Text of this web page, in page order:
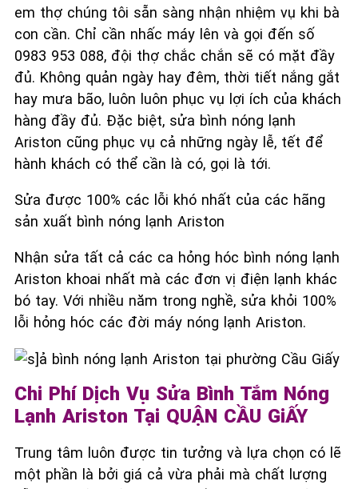
em thợ chúng tôi sẵn sàng nhận nhiệm vụ khi bà
con cần. Chỉ cần nhấc máy lên và gọi đến số
0983 953 088, đội thợ chắc chắn sẽ có mặt đầy
đủ. Không quản ngày hay đêm, thời tiết nắng gắt
hay mưa bão, luôn luôn phục vụ lợi ích của khách
hàng đầy đủ. Đặc biệt, sửa bình nóng lạnh
Ariston cũng phục vụ cả những ngày lễ, tết để
hành khách có thể cần là có, gọi là tới.
Sửa được 100% các lỗi khó nhất của các hãng
sản xuất bình nóng lạnh Ariston
Nhận sửa tất cả các ca hỏng hóc bình nóng lạnh
Ariston khoai nhất mà các đơn vị điện lạnh khác
bó tay. Với nhiều năm trong nghề, sửa khỏi 100%
lỗi hỏng hóc các đời máy nóng lạnh Ariston.
Chi Phí Dịch Vụ Sửa Bình Tắm Nóng
Lạnh Ariston Tại QUẬN CẦU GiẤY
Trung tâm luôn được tin tưởng và lựa chọn có lẽ
một phần là bởi giá cả vừa phải mà chất lượng